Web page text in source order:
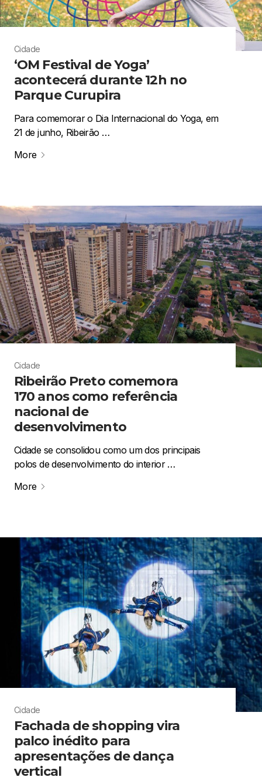
Cidade
‘OM Festival de Yoga’
acontecerá durante 12h no
Parque Curupira
Para comemorar o Dia Internacional do Yoga, em
21 de junho, Ribeirão …
More
Cidade
Ribeirão Preto comemora
170 anos como referência
nacional de
desenvolvimento
Cidade se consolidou como um dos principais
polos de desenvolvimento do interior …
More
Cidade
Fachada de shopping vira
palco inédito para
apresentações de dança
vertical